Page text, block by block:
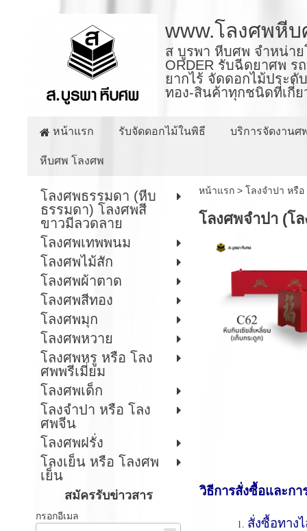
www.โลงศพหี
ส บูรพา หีบศพ จำหน่า
ORDER รับฉีดยาศพ
ยากไร้ จัดดอกไม้ประดั
ทอง-สินค้าทุกชนิดที่เกี่
หน้าแรก รับจัดดอกไม้ในพิธี บริการจัดงานศ
หีบศพ โลงศพ
โลงศพธรรมดา (หีบ
ธรรมดา) โลงศพสี
ขาวมีลวดลาย
โลงศพเทพพนม
โลงศพไม้สัก
โลงศพผ้าตาด
โลงศพสีทอง
โลงศพมุก
โลงศพหวาย
โลงศพหรู หรือ โลง
ศพพรีเมี่ยม
โลงศพเด็ก
โลงจำปา หรือ โลง
ศพจีน
โลงศพฝรั่ง
โลงเย็น หรือ โลงศพ
เย็น
สมัครรับข่าวสาร
กรอกอีเมล
หน้าแรก> โลงจำปา หรื
โลงศพจำปา (โ
วิธีการสั่งซื้อและกา
สั่งซื้อทาง